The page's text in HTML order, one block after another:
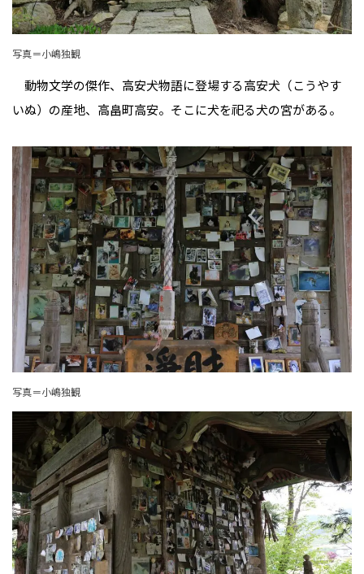
写真＝小嶋独観
動物文学の傑作、高安犬物語に登場する高安犬（こうやす
いぬ）の産地、高畠町高安。そこに犬を祀る犬の宮がある。
写真＝小嶋独観